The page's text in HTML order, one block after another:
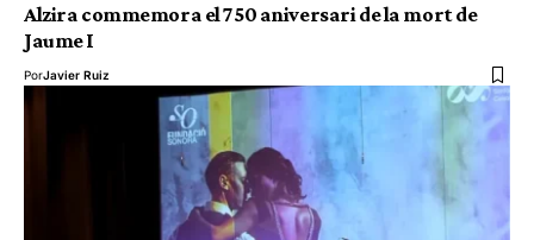
Alzira commemora el 750 aniversari de la mort de
Jaume I
PorJavier Ruiz